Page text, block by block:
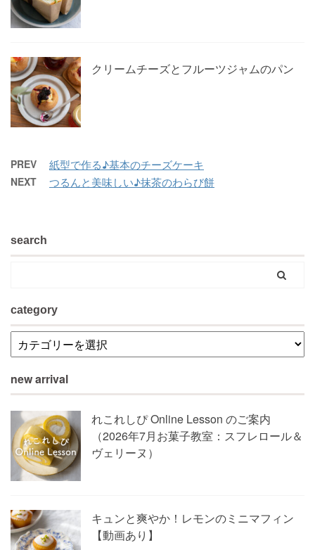
クリームチーズとフルーツジャムのパン
PREV 紙型で作る♪基本のチーズケーキ
NEXT つるんと美味しい♪抹茶のわらび餅
search
category
new arrival
れこれしぴ Online Lesson のご案内
（2026年7月お菓子教室：スフレロール＆
ヴェリーヌ）
キュンと爽やか！レモンのミニマフィン
【動画あり】